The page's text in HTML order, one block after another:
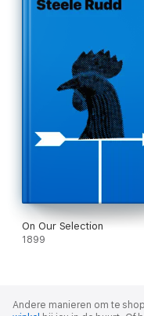
On Our Selection
1899
Andere manieren om te